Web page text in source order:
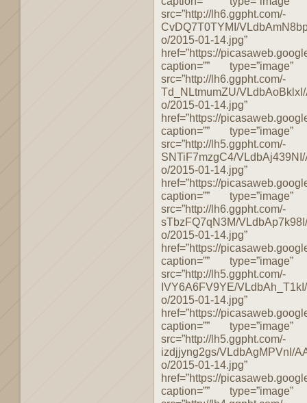
src=”http://lh6.ggpht.com/-
CvDQ7T0TYMI/
o/2015-01-14.jpg”
href=”https://
caption=””
src=”http://lh6.ggpht.com/-
Td_NLtmumZU/
o/2015-01-14.jpg”
href=”https://
caption=””
src=”http://lh5.ggpht.com/-
SNTiF7mzgC4/
o/2015-01-14.jpg”
href=”https://
caption=””
src=”http://lh6.ggpht.com/-
sTbzFQ7qN3M/
o/2015-01-14.jpg”
href=”https://
caption=””
src=”http://lh5.ggpht.com/-
IVY6A6FV9YE/
o/2015-01-14.jpg”
href=”https://
caption=””
src=”http://lh5.ggpht.com/-
izdjjyng2gs/VLdbAgMPVnI/
o/2015-01-14.jpg”
href=”https://
caption=””